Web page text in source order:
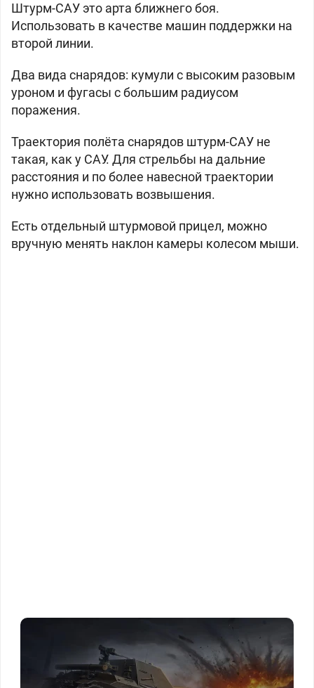
Штурм-САУ это арта ближнего боя.
Использовать в качестве машин поддержки на
второй линии.
Два вида снарядов: кумули с высоким разовым
уроном и фугасы с большим радиусом
поражения.
Траектория полёта снарядов штурм-САУ не
такая, как у САУ. Для стрельбы на дальние
расстояния и по более навесной траектории
нужно использовать возвышения.
Есть отдельный штурмовой прицел, можно
вручную менять наклон камеры колесом мыши.